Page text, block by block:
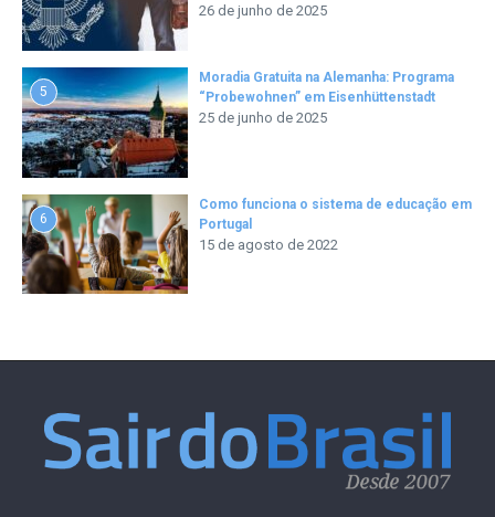
26 de junho de 2025
5
Moradia Gratuita na Alemanha: Programa
“Probewohnen” em Eisenhüttenstadt
25 de junho de 2025
6
Como funciona o sistema de educação em
Portugal
15 de agosto de 2022